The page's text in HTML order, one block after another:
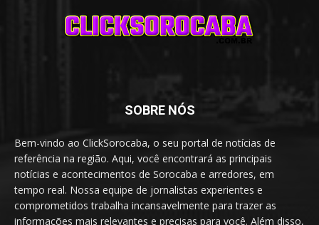
SOBRE NÓS
Bem-vindo ao ClickSorocaba, o seu portal de notícias de
referência na região. Aqui, você encontrará as principais
notícias e acontecimentos de Sorocaba e arredores, em
tempo real. Nossa equipe de jornalistas experientes e
comprometidos trabalha incansavelmente para trazer as
informações mais relevantes e precisas para você. Além disso,